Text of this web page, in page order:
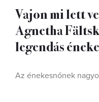
Vajon mi lett
Agnetha
legendás
Az énekesnőnek